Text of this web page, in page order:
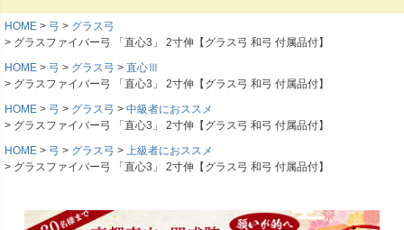
HOME 弓
グラス弓
グラスファイバー弓 「直心3」 2寸伸【グラス弓 和弓 付属品付】
HOME
弓 グラス弓
直心Ⅲ
グラスファイバー弓 「直心3」 2寸伸【グラス弓 和弓 付属品付】
HOME
弓 グラス弓
中級者におススメ
グラスファイバー弓 「直心3」 2寸伸【グラス弓 和弓 付属品付】
HOME
弓 グラス弓
上級者におススメ
グラスファイバー弓 「直心3」 2寸伸【グラス弓 和弓 付属品付】